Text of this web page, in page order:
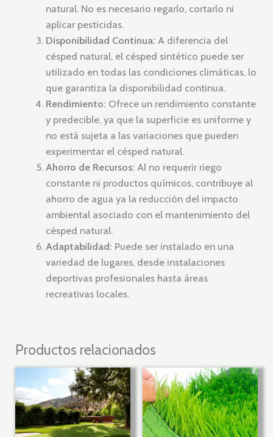
natural. No es necesario regarlo, cortarlo ni
aplicar pesticidas.
Disponibilidad Continua: A diferencia del
césped natural, el césped sintético puede ser
utilizado en todas las condiciones climáticas, lo
que garantiza la disponibilidad continua.
Rendimiento: Ofrece un rendimiento constante
y predecible, ya que la superficie es uniforme y
no está sujeta a las variaciones que pueden
experimentar el césped natural.
Ahorro de Recursos: Al no requerir riego
constante ni productos químicos, contribuye al
ahorro de agua ya la reducción del impacto
ambiental asociado con el mantenimiento del
césped natural.
Adaptabilidad: Puede ser instalado en una
variedad de lugares, desde instalaciones
deportivas profesionales hasta áreas
recreativas locales.
Productos relacionados
Rango
de
precios:
desde
$16,00
hasta
Este
producto
tiene
múltiples